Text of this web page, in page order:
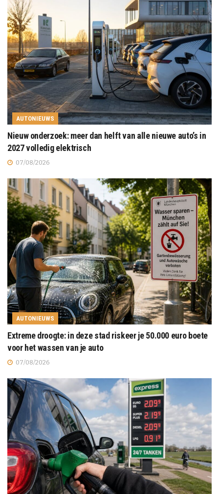
AUTONIEUWS
Nieuw onderzoek: meer dan helft van alle nieuwe auto’s in
2027 volledig elektrisch
07/08/2026
AUTONIEUWS
Extreme droogte: in deze stad riskeer je 50.000 euro boete
voor het wassen van je auto
07/08/2026